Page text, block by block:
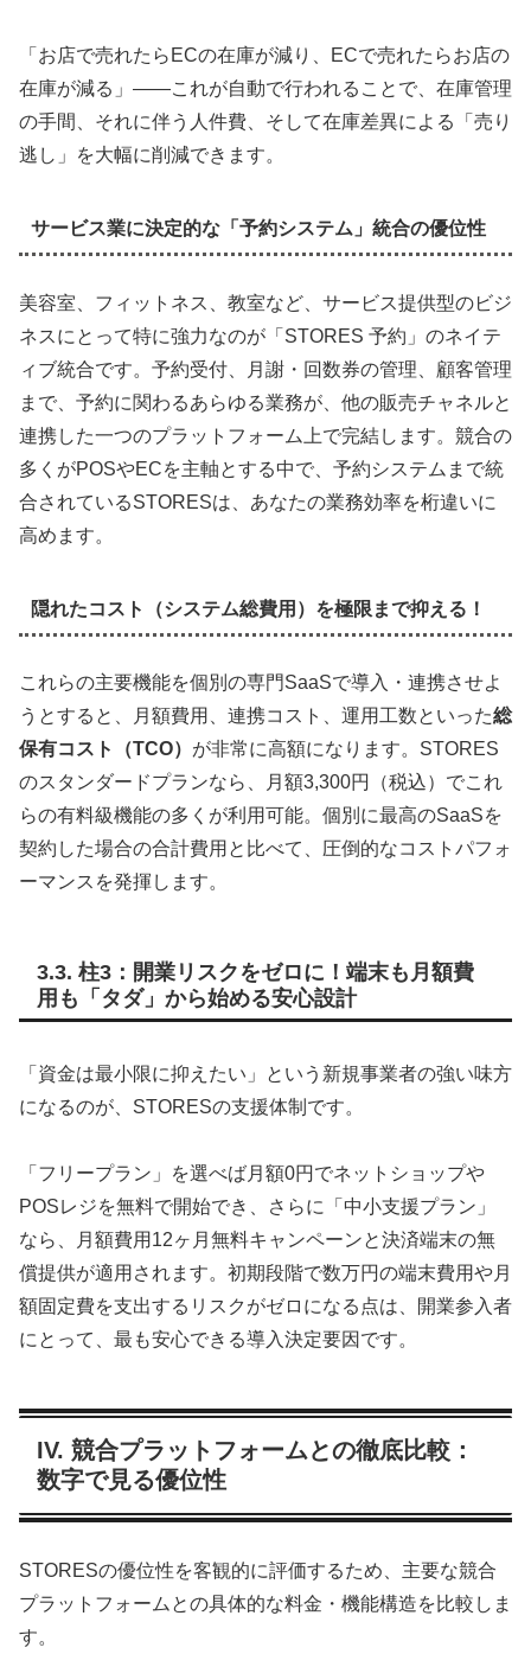
「お店で売れたらECの在庫が減り、ECで売れたらお店の
在庫が減る」――これが自動で行われることで、在庫管理
の手間、それに伴う人件費、そして在庫差異による「売り
逃し」を大幅に削減できます。
サービス業に決定的な「予約システム」統合の優位性
美容室、フィットネス、教室など、サービス提供型のビジ
ネスにとって特に強力なのが「STORES 予約」のネイテ
ィブ統合です。予約受付、月謝・回数券の管理、顧客管理
まで、予約に関わるあらゆる業務が、他の販売チャネルと
連携した一つのプラットフォーム上で完結します。競合の
多くがPOSやECを主軸とする中で、予約システムまで統
合されているSTORESは、あなたの業務効率を桁違いに
高めます。
隠れたコスト（システム総費用）を極限まで抑える！
これらの主要機能を個別の専門SaaSで導入・連携させよ
うとすると、月額費用、連携コスト、運用工数といった総
保有コスト（TCO） が非常に高額になります。STORES
のスタンダードプランなら、月額3,300円（税込）でこれ
らの有料級機能の多くが利用可能。個別に最高のSaaSを
契約した場合の合計費用と比べて、圧倒的なコストパフォ
ーマンスを発揮します。
3.3. 柱3：開業リスクをゼロに！端末も月額費
用も「タダ」から始める安心設計
「資金は最小限に抑えたい」という新規事業者の強い味方
になるのが、STORESの支援体制です。
「フリープラン」を選べば月額0円でネットショップや
POSレジを無料で開始でき、さらに「中小支援プラン」
なら、月額費用12ヶ月無料キャンペーンと決済端末の無
償提供が適用されます。初期段階で数万円の端末費用や月
額固定費を支出するリスクがゼロになる点は、開業参入者
にとって、最も安心できる導入決定要因です。
IV. 競合プラットフォームとの徹底比較：
数字で見る優位性
STORESの優位性を客観的に評価するため、主要な競合
プラットフォームとの具体的な料金・機能構造を比較しま
す。